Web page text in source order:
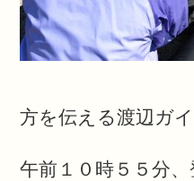
登山
方を伝える渡辺ガ
午前１０時５５分